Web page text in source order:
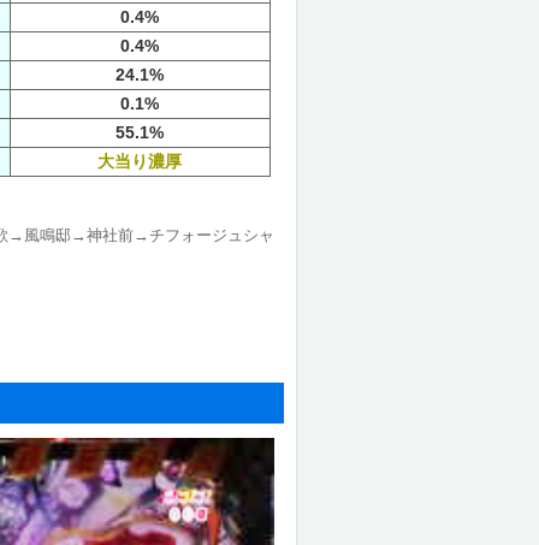
0.4%
0.4%
24.1%
0.1%
55.1%
大当り濃厚
風鳴邸→神社前→チフォージュシャ